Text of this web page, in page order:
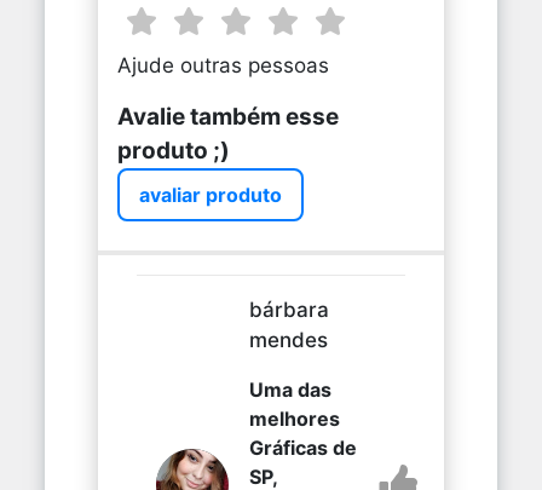
Ajude outras pessoas
Avalie também esse
produto ;)
avaliar produto
bárbara
mendes
Uma das
melhores
Gráficas de
SP,